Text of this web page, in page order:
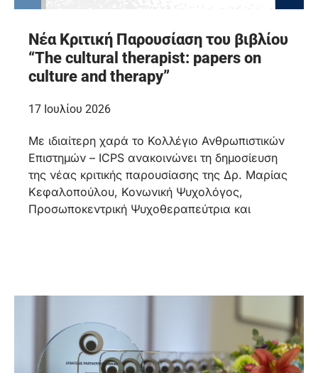
Νέα Κριτική Παρουσίαση του βιβλίου
“The cultural therapist: papers on
culture and therapy”
17 Ιουλίου 2026
Με ιδιαίτερη χαρά το Κολλέγιο Ανθρωπιστικών
Επιστημών – ICPS ανακοινώνει τη δημοσίευση
της νέας κριτικής παρουσίασης της Δρ. Μαρίας
Κεφαλοπούλου, Κονωνική Ψυχολόγος,
Προσωποκεντρική Ψυχοθεραπεύτρια και